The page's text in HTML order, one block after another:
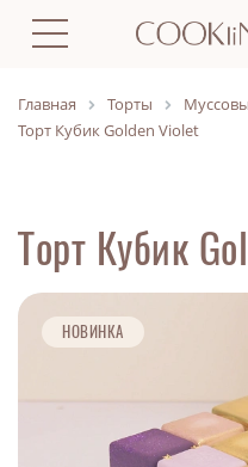
Главная Торты
Торт Кубик Golden Violet
Торт Кубик
НОВИНКА